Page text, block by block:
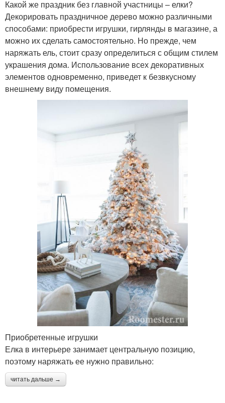
Какой же праздник без главной участницы – елки?
Декорировать праздничное дерево можно различными
способами: приобрести игрушки, гирлянды в магазине, а
можно их сделать самостоятельно. Но прежде, чем
наряжать ель, стоит сразу определиться с общим стилем
украшения дома. Использование всех декоративных
элементов одновременно, приведет к безвкусному
внешнему виду помещения.
Приобретенные игрушки
Елка в интерьере занимает центральную позицию,
поэтому наряжать ее нужно правильно:
читать дальше →